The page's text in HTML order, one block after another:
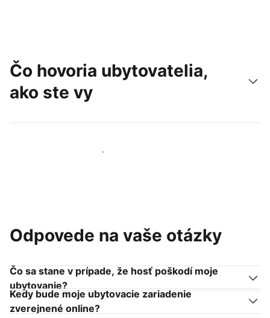
Čo hovoria ubytovatelia,
ako ste vy
Pridať sa k podobným ubytovateľom
Odpovede na vaše otázky
Čo sa stane v prípade, že hosť poškodí moje
ubytovanie?
Kedy bude moje ubytovacie zariadenie
zverejnené online?